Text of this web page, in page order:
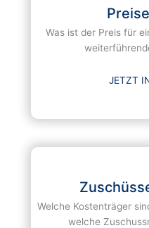
Was ist der Preis für
JETZT
Welche Kostenträger
welche